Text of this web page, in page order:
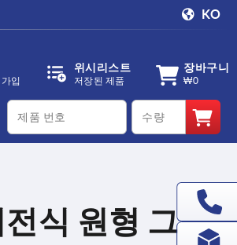
KO
입
위시리스트
저장된 제품
장바구니
₩0
productCode qty
식 원형 그립